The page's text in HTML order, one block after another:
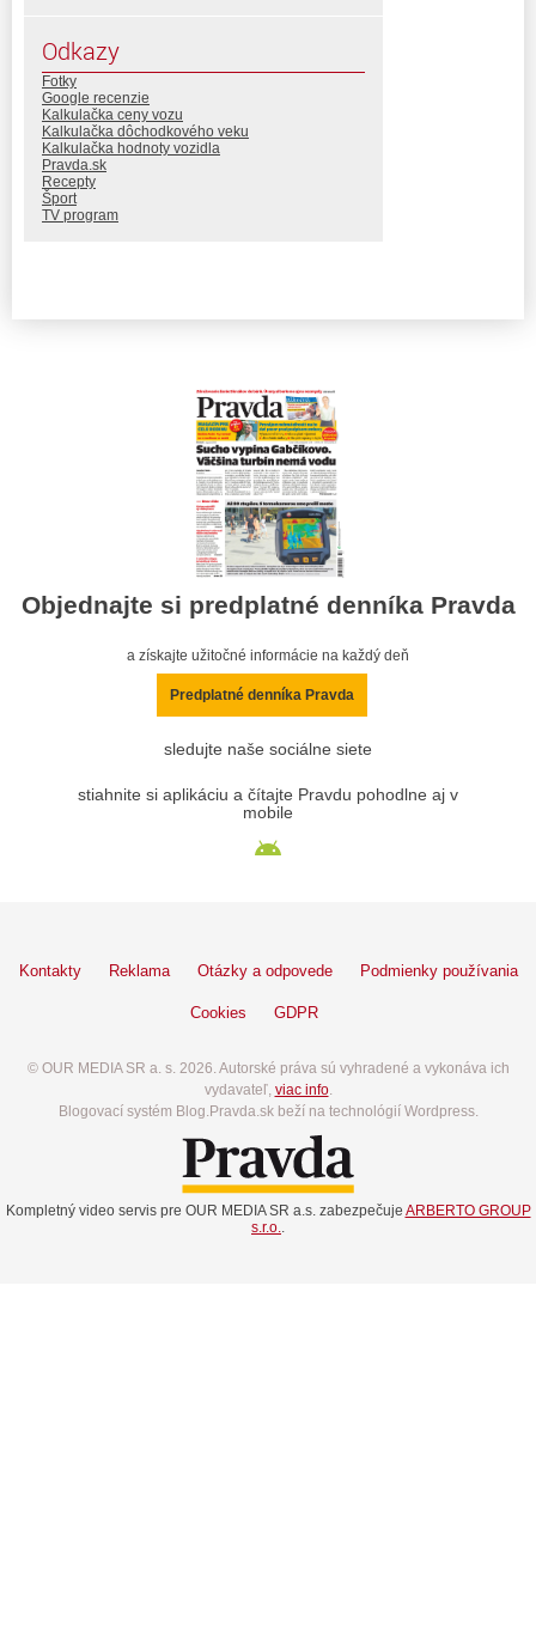
Odkazy
Fotky
Google recenzie
Kalkulačka ceny vozu
Kalkulačka dôchodkového veku
Kalkulačka hodnoty vozidla
Pravda.sk
Recepty
Šport
TV program
Objednajte si predplatné denníka Pravda
a získajte užitočné informácie na každý deň
Predplatné denníka Pravda
sledujte naše sociálne siete
stiahnite si aplikáciu a čítajte Pravdu pohodlne aj v
mobile
Kontakty Reklama Otázky a odpovede Podmienky používania
Cookies GDPR
© OUR MEDIA SR a. s. 2026. Autorské práva sú vyhradené a vykonáva ich
vydavateľ, viac info.
Blogovací systém Blog.Pravda.sk beží na technológií Wordpress.
Kompletný video servis pre OUR MEDIA SR a.s. zabezpečuje ARBERTO GROUP
s.r.o.